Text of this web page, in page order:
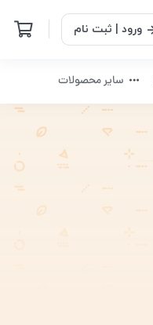
ورود | ثبت نام
سایر محصولات